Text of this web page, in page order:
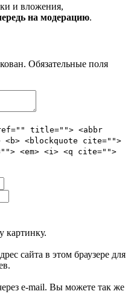
и вложения,
на модерацию.
Обязательные поля
title=""> <abbr
<blockquote cite="">
<em> <i> <q cite="">
картинку.
сайта в этом браузере для
e-mail. Вы можете так же